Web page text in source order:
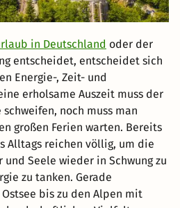
in Deutschland oder der
entscheidet, entscheidet sich
Energie-, Zeit- und
erholsame Auszeit muss der
noch muss man
großen Ferien warten. Bereits
Alltags reichen völlig, um die
und Seele wieder in Schwung zu
zu tanken. Gerade
bis zu den Alpen mit